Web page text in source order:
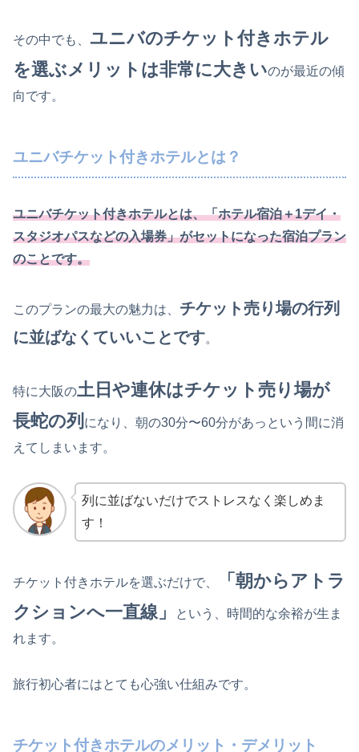
その中でも、 ユニバのチケット付きホテル
を選ぶメリットは非常に大きいのが最近の傾
向です。
ユニバチケット付きホテルとは？
ユニバチケット付きホテルとは、「ホテル宿泊＋1デイ・
スタジオパスなどの入場券」がセットになった宿泊プラン
のことです。
このプランの最大の魅力は、 チケット売り場の行列
に並ばなくていいことです。
特に大阪の土日や連休はチケット売り場が
長蛇の列 になり、朝の30分〜60分があっという間に消
えてしまいます。
列に並ばないだけでストレスなく楽しめま
す！
チケット付きホテルを選ぶだけで、
「朝からアトラ
クションへ一直線」
という、時間的な余裕が生ま
れます。
旅行初心者にはとても心強い仕組みです。
チケット付きホテルのメリット・デメリット